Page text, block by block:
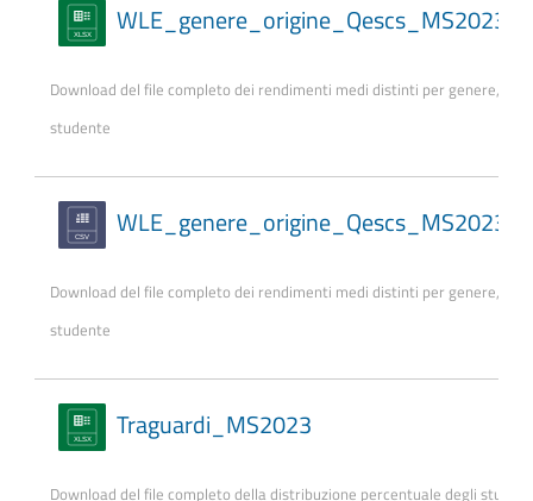
WLE_genere_origine_Qescs_MS2023
Download del file completo dei rendimenti medi distinti per genere,
studente
WLE_genere_origine_Qescs_MS2023
Download del file completo dei rendimenti medi distinti per genere,
studente
Traguardi_MS2023
Download del file completo della distribuzione percentuale degli